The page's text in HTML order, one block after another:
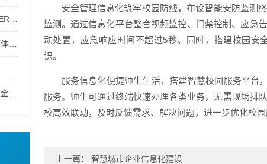
安全管理信息化筑牢校园防线，布设智能安防监测
监测。通过信息化平台整合视频监控、门禁控制、应急
动处置，应急响应时间不超过5秒。同时，搭建校园安
识。
服务信息化便捷师生生活，搭建智慧校园服务平台
服务。师生可通过终端快速办理各类业务，无需现场排
校高效联动，及时反馈需求、解决问题，进一步优化校
上一篇： 智慧城市企业信息化建设